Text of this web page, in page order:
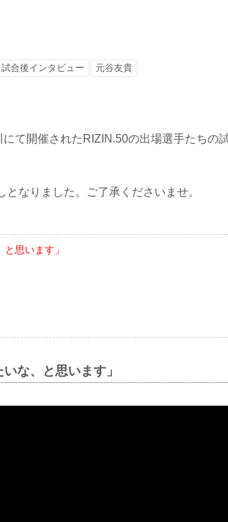
試合後インタビュー 元谷友貴
て開催されたRIZIN.50の出場選手たちの
なりました。ご了承くださいませ。
思います」
な、と思います」